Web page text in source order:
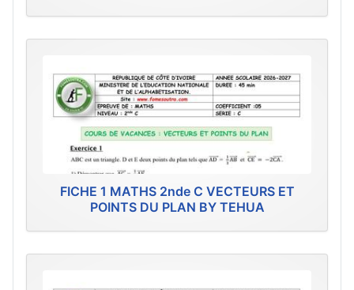
FICHE 1 MATHS 2nde C VECTEURS ET
POINTS DU PLAN BY TEHUA